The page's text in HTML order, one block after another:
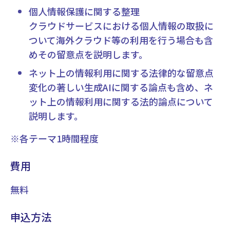
個人情報保護に関する整理
クラウドサービスにおける個人情報の取扱に
ついて海外クラウド等の利用を行う場合も含
めその留意点を説明します。
ネット上の情報利用に関する法律的な留意点
変化の著しい生成AIに関する論点も含め、ネ
ット上の情報利用に関する法的論点について
説明します。
※各テーマ1時間程度
費用
無料
申込方法